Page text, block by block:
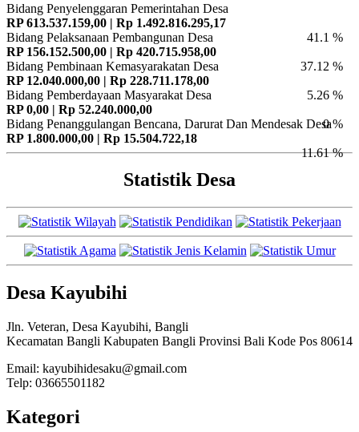
Bidang Penyelenggaran Pemerintahan Desa
RP 613.537.159,00 | Rp 1.492.816.295,17
41.1 %
Bidang Pelaksanaan Pembangunan Desa
RP 156.152.500,00 | Rp 420.715.958,00
37.12 %
Bidang Pembinaan Kemasyarakatan Desa
RP 12.040.000,00 | Rp 228.711.178,00
5.26 %
Bidang Pemberdayaan Masyarakat Desa
RP 0,00 | Rp 52.240.000,00
0 %
Bidang Penanggulangan Bencana, Darurat Dan Mendesak Desa
RP 1.800.000,00 | Rp 15.504.722,18
11.61 %
Statistik Desa
Desa Kayubihi
Jln. Veteran, Desa Kayubihi, Bangli
Kecamatan Bangli Kabupaten Bangli Provinsi Bali Kode Pos 80614
Email: kayubihidesaku@gmail.com
Telp: 03665501182
Kategori